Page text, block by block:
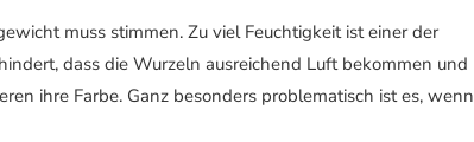
muss stimmen. Zu viel Feuchtigkeit ist einer der
dass die Wurzeln ausreichend Luft bekommen und
ihre Farbe. Ganz besonders problematisch ist es, wenn